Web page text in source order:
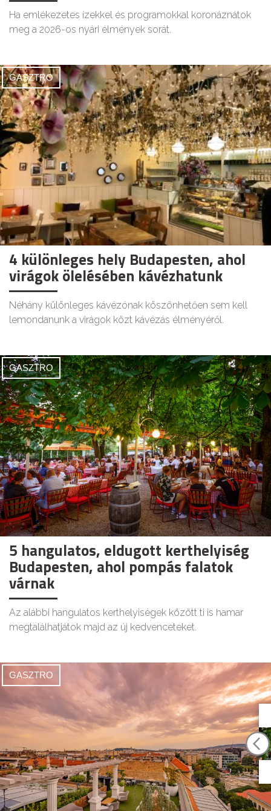
Ha emlékezetes ízekkel és programokkal koronáznátok
meg a 2026-os nyári élmények sorát.
GASZTRO
4 különleges hely Budapesten, ahol
virágok ölelésében kávézhatunk
Néhány különleges kávézónak köszönhetően sem kell
lemondanunk a virágok közt kávézás élményéről.
GASZTRO
5 hangulatos, eldugott kerthelyiség
Budapesten, ahol pompás falatok
várnak
Az alábbi hangulatos kerthelyiségek között ti is hamar
megtalálhatjátok majd az új kedvenceteket.
GASZTRO